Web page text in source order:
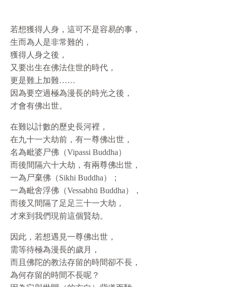
若想獲得人身，這可不是容易的事，
生而為人是非常難的，
獲得人身之後，
又要出生在佛法住世的時代，
更是難上加難……
因為要空過極為漫長的時光之後，
才會有佛出世。
在難以計數的歷史長河裡，
在九十一大劫前，有一尊佛出世，
名為毗婆尸佛（Vipassi Buddha）
而後間隔六十大劫，有兩尊佛出世，
一為尸棄佛（Sikhi Buddha）；
一為毗舍浮佛（Vessabhū Buddha），
而後又間隔了足足三十一大劫，
才來到我們現前這個賢劫。
因此，若想遇見一尊佛出世，
需等待極為漫長的歲月，
而且佛陀的教法存留的時間卻不長，
為何存留的時間不長呢？